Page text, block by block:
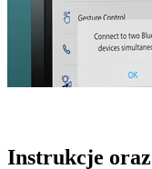
Instrukcje